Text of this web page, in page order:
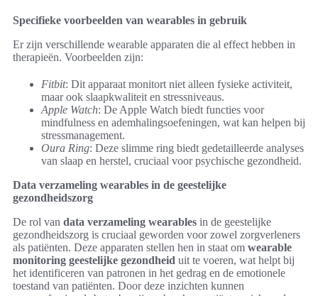
Specifieke voorbeelden van wearables in gebruik
Er zijn verschillende wearable apparaten die al effect hebben in
therapieën. Voorbeelden zijn:
Fitbit: Dit apparaat monitort niet alleen fysieke activiteit,
maar ook slaapkwaliteit en stressniveaus.
Apple Watch: De Apple Watch biedt functies voor
mindfulness en ademhalingsoefeningen, wat kan helpen bij
stressmanagement.
Oura Ring: Deze slimme ring biedt gedetailleerde analyses
van slaap en herstel, cruciaal voor psychische gezondheid.
Data verzameling wearables in de geestelijke
gezondheidszorg
De rol van data verzameling wearables in de geestelijke
gezondheidszorg is cruciaal geworden voor zowel zorgverleners
als patiënten. Deze apparaten stellen hen in staat om wearable
monitoring geestelijke gezondheid uit te voeren, wat helpt bij
het identificeren van patronen in het gedrag en de emotionele
toestand van patiënten. Door deze inzichten kunnen